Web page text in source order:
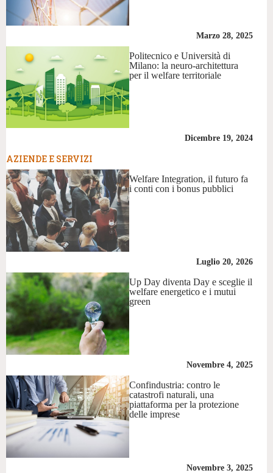
Marzo 28, 2025
Politecnico e Università di
Milano: la neuro-architettura
per il welfare territoriale
Dicembre 19, 2024
AZIENDE E SERVIZI
Welfare Integration, il futuro fa
i conti con i bonus pubblici
Luglio 20, 2026
Up Day diventa Day e sceglie il
welfare energetico e i mutui
green
Novembre 4, 2025
Confindustria: contro le
catastrofi naturali, una
piattaforma per la protezione
delle imprese
Novembre 3, 2025